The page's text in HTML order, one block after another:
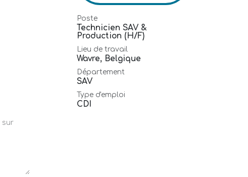
Poste
Technicien SAV &
Production (H/F)
Lieu de travail
Wavre, Belgique
Département
SAV
Type d'emploi
CDI